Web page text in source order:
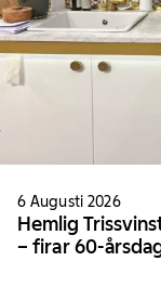
6 Augusti 2026
Hemlig
– firar 60-